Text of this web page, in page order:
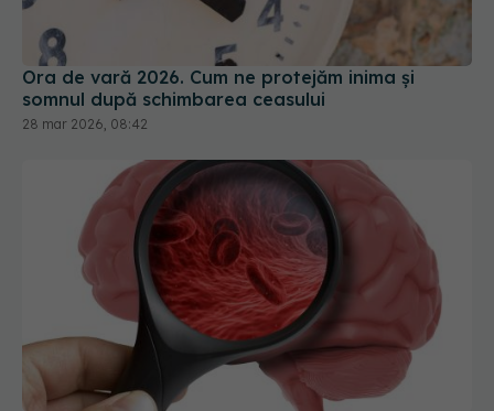
Ora de vară 2026. Cum ne protejăm inima și
somnul după schimbarea ceasului
28 mar 2026, 08:42